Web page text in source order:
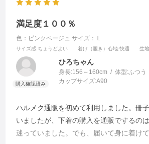
満足度１００％
色：ピンクベージュ サイズ：Ｌ
サイズ感:ちょうどよい 着け（履き）心地:快適 生
ひろちゃん
身長:156～160cm 体型:ふつう
カップサイズ:A90
ハルメク通販を初めて利用しました。冊
いましたが、下着の購入を通販でするの
迷っていました。でも、届いて身に着け